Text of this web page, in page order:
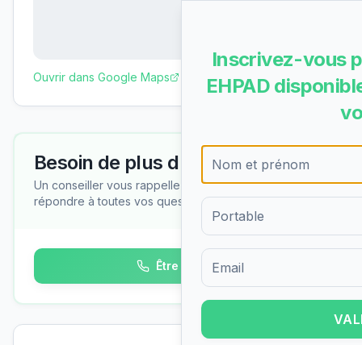
Ouvrir dans Google Maps
Besoin de plus d'informations ?
Un conseiller vous rappelle gratuitement pour
répondre à toutes vos questions
Être rappelé
Inscrivez-vous
EHPAD
Formulaire d'inscription pour